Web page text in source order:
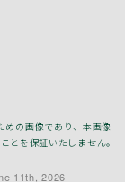
の画像であり、本画像
とを保証いたしません。
11th, 2026